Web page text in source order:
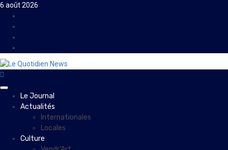
Skip
content
6 août 2026
PrimaryLe Journal
Actualités
Internationales
Locales
Culture